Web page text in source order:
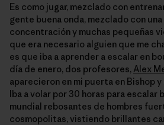
Es como jugar, mezclado con
gente buena onda, mezclado con
concentración y muchas pequeñas
que era necesario alguien que me
es que iba a aprender a escalar en
día de enero, dos profesores, Alex
aparecieron en mi puerta en Bishop
Iba a volar por 30 horas para escalar
mundial rebosantes de hombres
cosmopolitas, vistiendo brillantes